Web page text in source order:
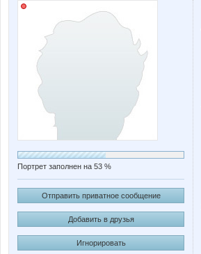
Портрет заполнен на 53 %
Отправить приватное сообщение
Добавить в друзья
Игнорировать